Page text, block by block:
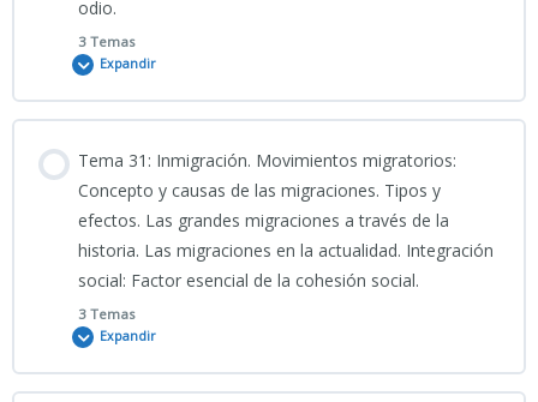
TEST 6_TEMA 27 CNP
TEST 7_TEMA 27 CNP
TEST 8_TEMA 27 CNP
CNP_Silencio_Comportamiento_Social_y_Valores
odio.
3 Temas
Expandir
0% COMPLETADO 0/3 Pasos
02_06_2026_Clase grabada_Tema 30 CNP_CIENCIAS SOCIALES
PRESENTACIÓN TEMA 30 CNP 2025
Tema 31: Inmigración. Movimientos migratorios:
Concepto y causas de las migraciones. Tipos y
efectos. Las grandes migraciones a través de la
historia. Las migraciones en la actualidad. Integración
social: Factor esencial de la cohesión social.
3 Temas
Expandir